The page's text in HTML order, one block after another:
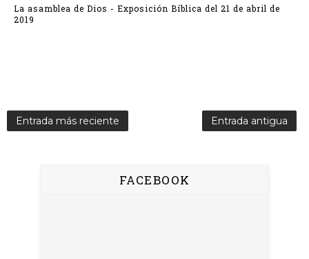
La asamblea de Dios - Exposición Bíblica del 21 de abril de
2019
Entrada más reciente Entrada antigua
FACEBOOK